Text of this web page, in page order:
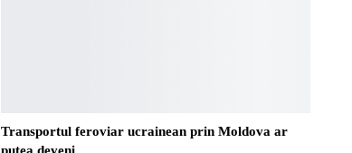
Transportul feroviar ucrainean prin Moldova ar